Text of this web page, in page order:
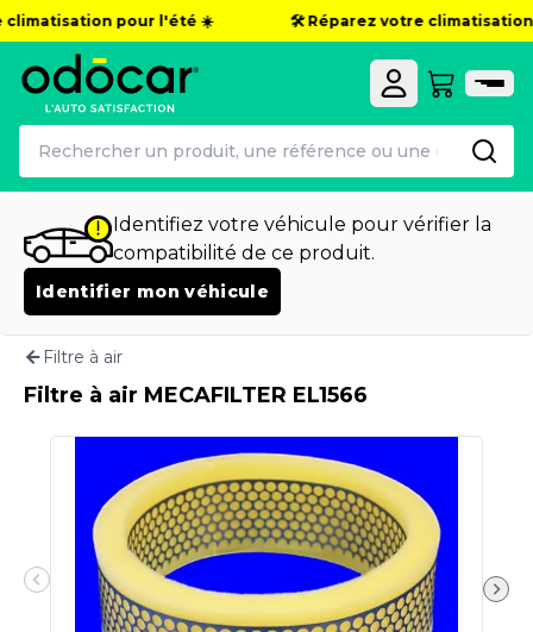
pour l'été ☀️ 🛠️ Réparez votre
Identifiez votre véhicule pour vérifier la
compatibilité de ce produit.
Identifier mon véhicule
Filtre à air
Filtre à air MECAFILTER EL1566